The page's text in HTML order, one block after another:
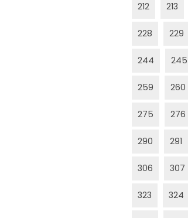
212 213
228 229
244 245
259 260
275 276
290 291
306 307
323 324